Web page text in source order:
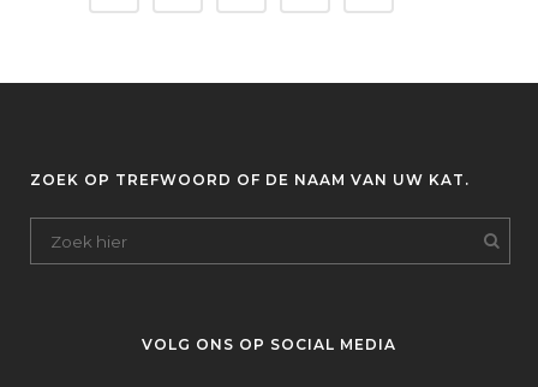
ZOEK OP TREFWOORD OF DE NAAM VAN UW KAT.
VOLG ONS OP SOCIAL MEDIA